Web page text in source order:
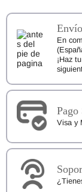
En
¡Haz
Pago
Visa y